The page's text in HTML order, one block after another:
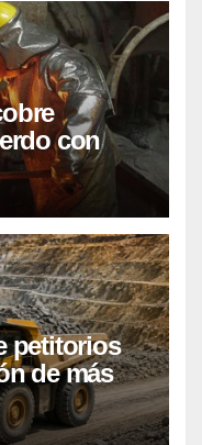
con
petitorios
de más
explorar